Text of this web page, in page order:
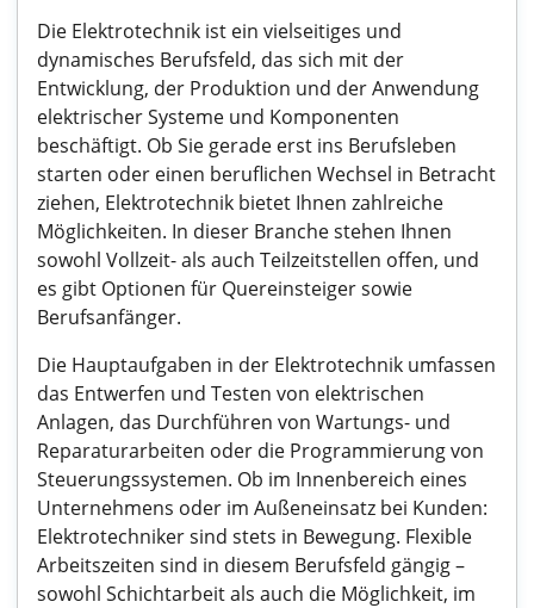
Die Elektrotechnik ist ein vielseitiges und
dynamisches Berufsfeld, das sich mit der
Entwicklung, der Produktion und der Anwendung
elektrischer Systeme und Komponenten
beschäftigt. Ob Sie gerade erst ins Berufsleben
starten oder einen beruflichen Wechsel in Betracht
ziehen, Elektrotechnik bietet Ihnen zahlreiche
Möglichkeiten. In dieser Branche stehen Ihnen
sowohl Vollzeit- als auch Teilzeitstellen offen, und
es gibt Optionen für Quereinsteiger sowie
Berufsanfänger.
Die Hauptaufgaben in der Elektrotechnik umfassen
das Entwerfen und Testen von elektrischen
Anlagen, das Durchführen von Wartungs- und
Reparaturarbeiten oder die Programmierung von
Steuerungssystemen. Ob im Innenbereich eines
Unternehmens oder im Außeneinsatz bei Kunden:
Elektrotechniker sind stets in Bewegung. Flexible
Arbeitszeiten sind in diesem Berufsfeld gängig –
sowohl Schichtarbeit als auch die Möglichkeit, im